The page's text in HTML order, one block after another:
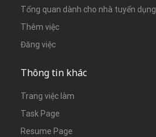
Tổng quan dành cho nhà tuyển dụng
Thêm việc
Đăng việc
Thông tin khác
Trang việc làm
Task Page
Resume Page